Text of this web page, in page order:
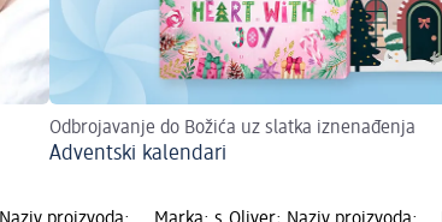
Odbrojavanje do Božića uz slatka iznenađenja
Adventski kalendari